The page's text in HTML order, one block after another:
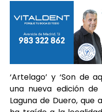
‘Artelago’ y ‘Son de
una nueva edición
Laguna de Duero, que